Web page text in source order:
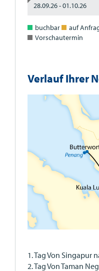
28.09.26 - 01.10.26
buchbar auf
Vorschautermin
Verlauf Ihrer
1. Tag Von Singapur
2. Tag Von Taman